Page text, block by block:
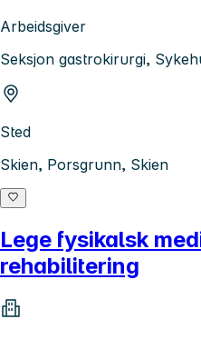
Arbeidsgiver
Seksjon gastrokirurgi,
Sted
Skien, Porsgrunn, Skien
Lege fysikalsk
rehabilitering